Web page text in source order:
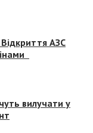
АЗС
вилучати у